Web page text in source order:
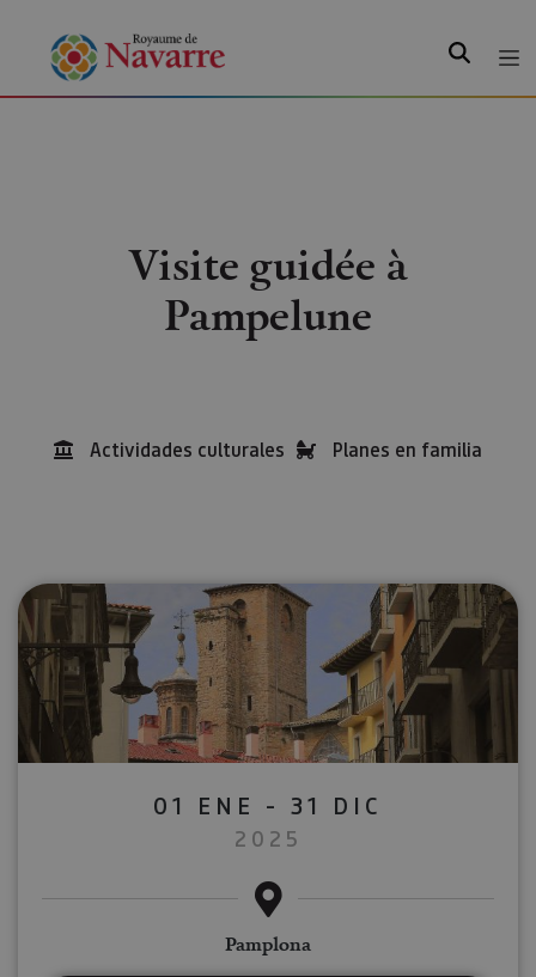
Visite guidée à
Pampelune
Actividades culturales Planes en familia
01 ENE - 31 DIC
2025
Pamplona